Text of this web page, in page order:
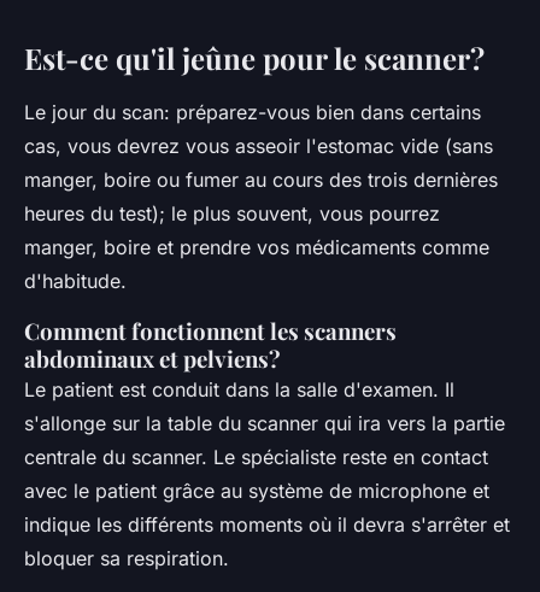
Pourquoi être à jeun pour un
scanner avec injection ?
•5 octobre 2022•2 min de lecture
Est-ce qu'il jeûne pour le scanner?
Le jour du scan: préparez-vous bien dans certains
cas, vous devrez vous asseoir l'estomac vide (sans
manger, boire ou fumer au cours des trois dernières
heures du test); le plus souvent, vous pourrez
manger, boire et prendre vos médicaments comme
d'habitude.
Comment fonctionnent les scanners
abdominaux et pelviens?
Le patient est conduit dans la salle d'examen. Il
s'allonge sur la table du scanner qui ira vers la partie
centrale du scanner. Le spécialiste reste en contact
avec le patient grâce au système de microphone et
indique les différents moments où il devra s'arrêter et
bloquer sa respiration.